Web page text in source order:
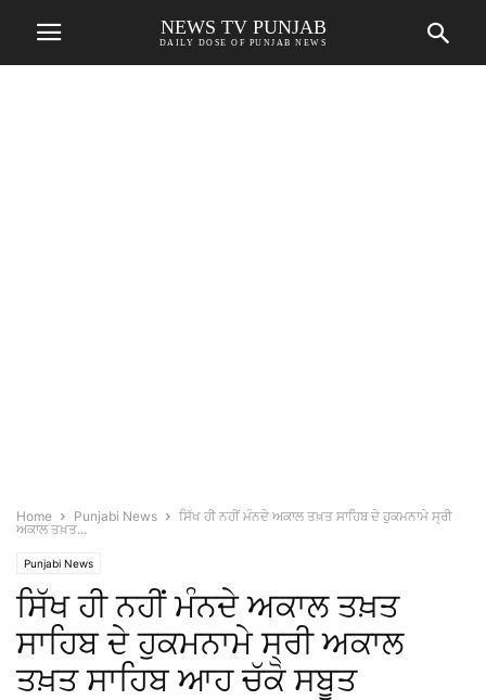
NEWS TV PUNJAB
DAILY DOSE OF PUNJAB NEWS
Home Punjabi News
ਸਿੱਖ ਹੀ ਨਹੀਂ ਮੰਨਦੇ ਅਕਾਲ ਤਖ਼ਤ ਸਾਹਿਬ ਦੇ ਹੁਕਮਨਾਮੇ ਸ੍ਰੀ
ਅਕਾਲ ਤਖ਼ਤ...
Punjabi News
ਸਿੱਖ ਹੀ ਨਹੀਂ ਮੰਨਦੇ ਅਕਾਲ ਤਖ਼ਤ
ਸਾਹਿਬ ਦੇ ਹੁਕਮਨਾਮੇ ਸ੍ਰੀ ਅਕਾਲ
ਤਖ਼ਤ ਸਾਹਿਬ ਆਹ ਚੱਕੋ ਸਬੂਤ